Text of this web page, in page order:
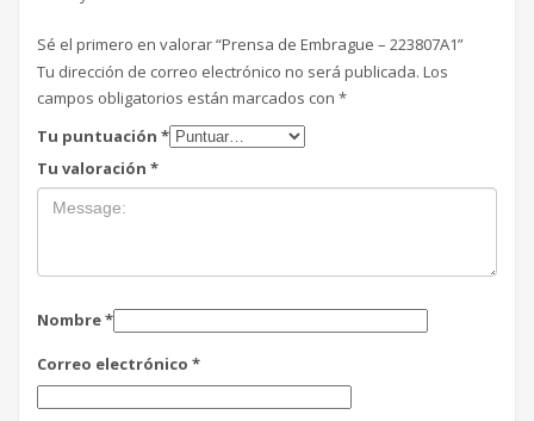
Sé el primero en valorar “Prensa de Embrague – 223807A1”
Tu dirección de correo electrónico no será publicada. Los
campos obligatorios están marcados con *
Tu puntuación *
Tu valoración *
Nombre*
Correo electrónico *